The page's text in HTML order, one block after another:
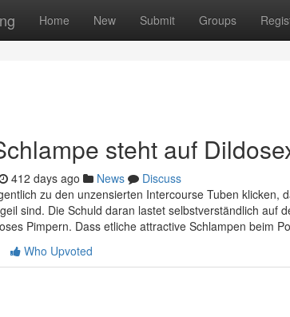
Home New Submit Groups
steht auf
412 days ago News
Discuss
zu den unzensierten Intercourse Tuben klicken,
sind. Die Schuld daran lastet selbstverständlich auf
Pimpern. Dass etliche attractive Schlampen beim
Who Upvoted